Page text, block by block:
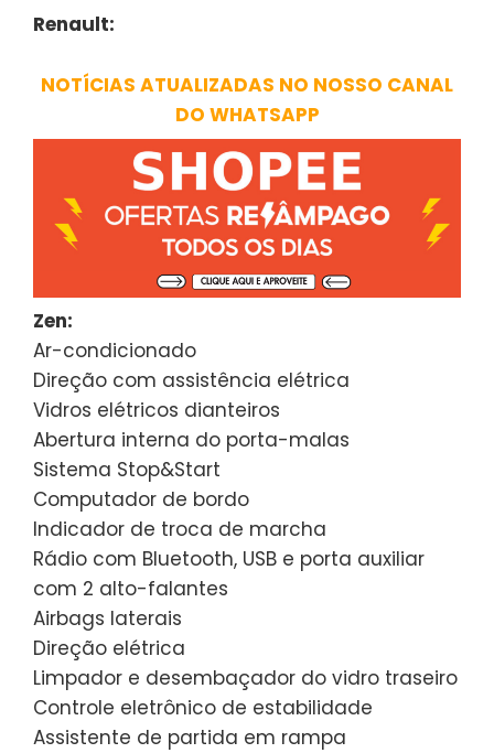
Renault:
NOTÍCIAS ATUALIZADAS NO NOSSO CANAL
DO WHATSAPP
Zen:
Ar-condicionado
Direção com assistência elétrica
Vidros elétricos dianteiros
Abertura interna do porta-malas
Sistema Stop&Start
Computador de bordo
Indicador de troca de marcha
Rádio com Bluetooth, USB e porta auxiliar
com 2 alto-falantes
Airbags laterais
Direção elétrica
Limpador e desembaçador do vidro traseiro
Controle eletrônico de estabilidade
Assistente de partida em rampa